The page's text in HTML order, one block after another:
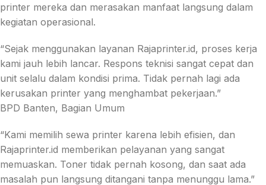
printer mereka dan merasakan manfaat langsung dalam
kegiatan operasional.
“Sejak menggunakan layanan Rajaprinter.id, proses kerja
kami jauh lebih lancar. Respons teknisi sangat cepat dan
unit selalu dalam kondisi prima. Tidak pernah lagi ada
kerusakan printer yang menghambat pekerjaan.”
BPD Banten, Bagian Umum
“Kami memilih sewa printer karena lebih efisien, dan
Rajaprinter.id memberikan pelayanan yang sangat
memuaskan. Toner tidak pernah kosong, dan saat ada
masalah pun langsung ditangani tanpa menunggu lama.”